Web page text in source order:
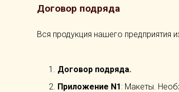
Договор подряда
Вся продукция нашего предприятия
Договор подряда.
Приложение N1: Макеты.